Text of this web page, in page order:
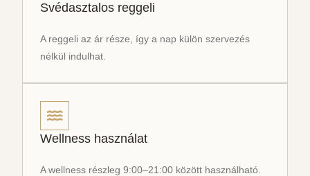
Svédasztalos reggeli
A reggeli az ár része, így a nap külön szervezés
nélkül indulhat.
Wellness használat
A wellness részleg 9:00–21:00 között használható.